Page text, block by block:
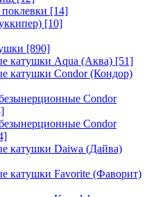
[14]
[10]
[890]
катушки Aqua (Аква) [51]
катушки Condor (Кондор)
Condor
Condor
катушки Daiwa (Дайва)
катушки Favorite (Фаворит)